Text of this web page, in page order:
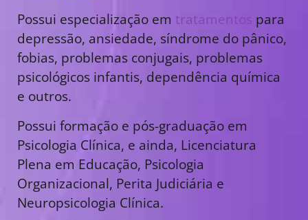
Possui especialização em tratamentos para
depressão, ansiedade, síndrome do pânico,
fobias, problemas conjugais, problemas
psicológicos infantis, dependência química
e outros.
Possui formação e pós-graduação em
Psicologia Clínica, e ainda, Licenciatura
Plena em Educação, Psicologia
Organizacional, Perita Judiciária e
Neuropsicologia Clínica.